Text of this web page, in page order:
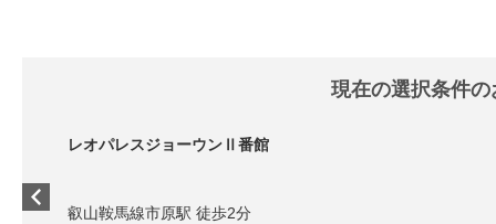
現在の選択条件
レオパレスジョーウンⅡ番館
叡山鞍馬線市原駅 徒歩2分